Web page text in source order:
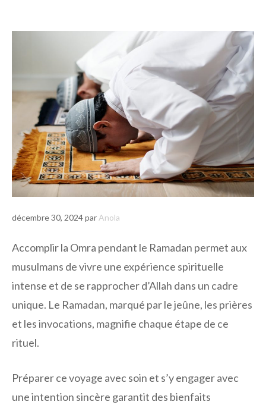
décembre 30, 2024par Anola
Accomplir la Omra pendant le Ramadan permet aux
musulmans de vivre une expérience spirituelle
intense et de se rapprocher d’Allah dans un cadre
unique. Le Ramadan, marqué par le jeûne, les prières
et les invocations, magnifie chaque étape de ce
rituel.
Préparer ce voyage avec soin et s’y engager avec
une intention sincère garantit des bienfaits